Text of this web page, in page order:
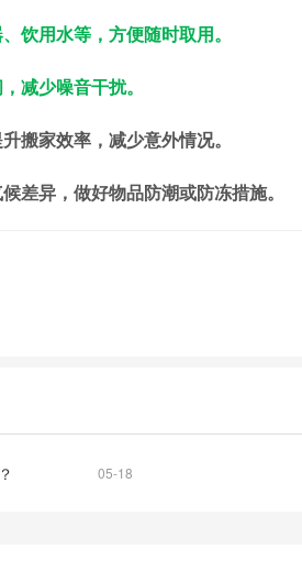
饮用水等，方便随时取用。
减少噪音干扰。
搬家效率，减少意外情况。
差异，做好物品防潮或防冻措施。
05-18